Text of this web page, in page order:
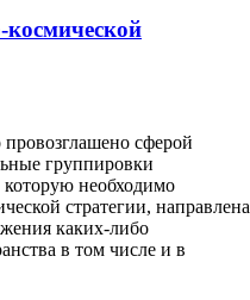
космической
сферой
группировки
необходимо
стратегии, направлена
каких-либо
в том числе и в